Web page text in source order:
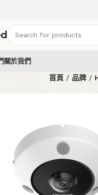
關於我們
首頁 品牌